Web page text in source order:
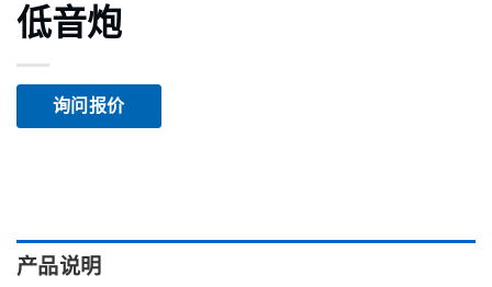
低音炮
询问报价
产品说明